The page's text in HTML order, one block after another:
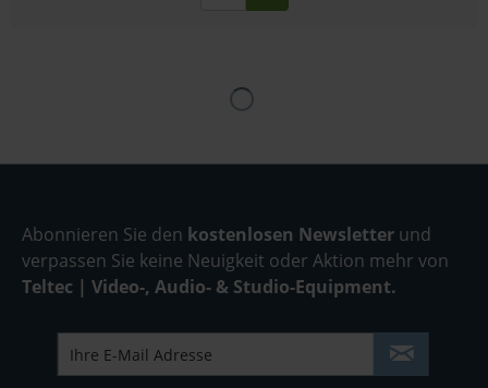
Abonnieren Sie den kostenlosen Newsletter und
verpassen Sie keine Neuigkeit oder Aktion mehr von
Teltec | Video-, Audio- & Studio-Equipment.